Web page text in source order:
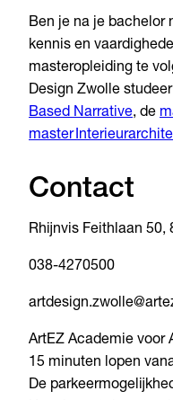
Ben je na je bachelor
kennis en
masteropleiding te
Design Zwolle
Based Narrative, de
master
Contact
Rhijnvis Feithlaan 50,
038-4270500
ArtEZ Academie voor
15 minuten lopen
De